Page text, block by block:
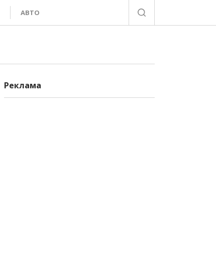
АВТО
Реклама